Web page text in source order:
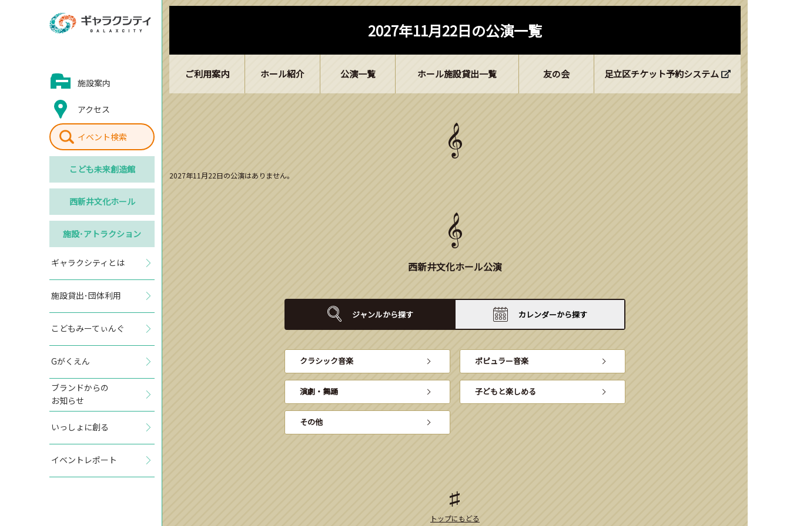
施設案内
アクセス
イベント検索
こども未来創造館
西新井文化ホール
施設･アトラクション
ギャラクシティとは
施設貸出･団体利用
こどもみーてぃんぐ
Gがくえん
ブランドからの
お知らせ
いっしょに創る
イベントレポート
2027年11月22日の公演一覧
ご利用案内 ホール紹介 公演一覧 ホール施設貸出一覧 友の会 足立区チケット予約システム
2027年11月22日の公演はありません。
西新井文化ホール公演
ジャンルから探す カレンダーから探す
クラシック音楽 ポピュラー音楽
演劇・舞踊 子どもと楽しめる
その他
トップにもどる